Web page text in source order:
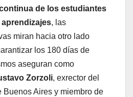
de los estudiantes
, las
miran hacia otro lado
los 180 días de
aseguran como
Zorzoli, exrector del
Aires y miembro de